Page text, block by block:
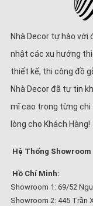
Nhà Decor tự hào với
nhật các xu hướng
thiết kế, thi công đồ
Nhà Decor đã tự tin
mĩ cao trong từng chi
lòng cho Khách Hàng!
Hệ Thống Showroom
Hồ Chí Minh:
Showroom 1: 69/52
Showroom 2: 445 Trần